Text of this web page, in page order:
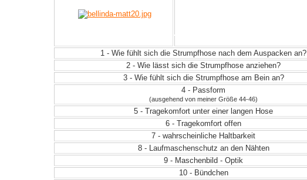
1 - Wie fühlt sich die Strumpfhose nach dem Auspacken an?
2 - Wie lässt sich die Strumpfhose anziehen?
3 - Wie fühlt sich die Strumpfhose am Bein an?
4 - Passform
(ausgehend von meiner Größe 44-46)
5 - Tragekomfort unter einer langen Hose
6 - Tragekomfort offen
7 - wahrscheinliche Haltbarkeit
8 - Laufmaschenschutz an den Nähten
9 - Maschenbild - Optik
10 - Bündchen